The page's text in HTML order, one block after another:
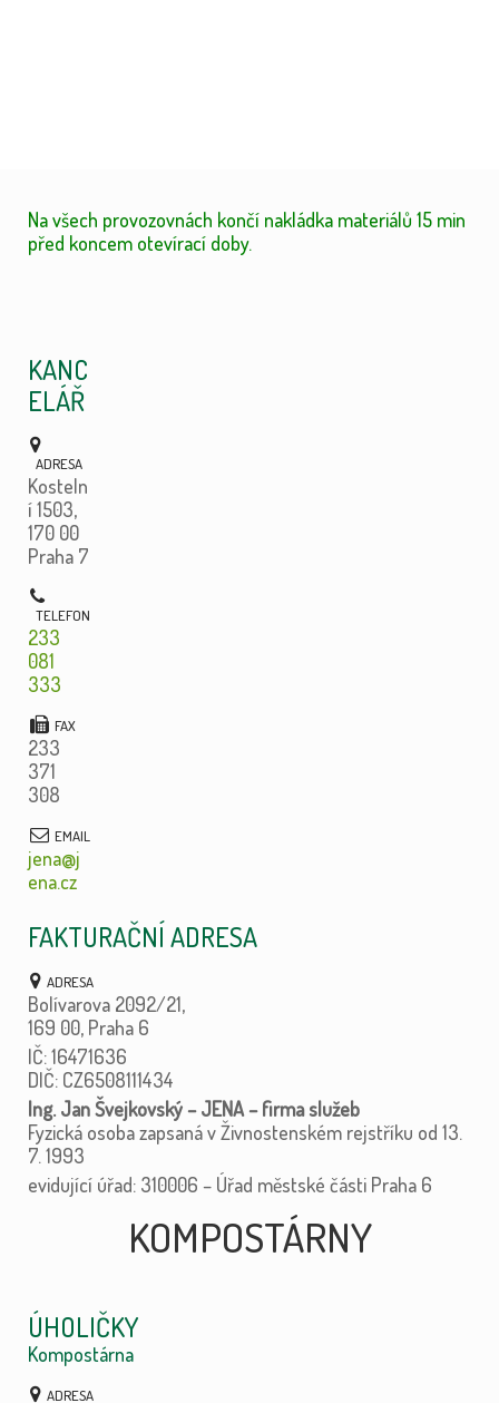
Na všech provozovnách končí nakládka materiálů 15 min
před koncem otevírací doby.
KANC
ELÁŘ
Kosteln
í 1503,
170 00
Praha 7
233
081
333
233
371
308
jena@j
ena.cz
FAKTURAČNÍ ADRESA
Bolívarova 2092/21,
169 00, Praha 6
IČ: 16471636
DIČ: CZ6508111434
Ing. Jan Švejkovský – JENA – firma služeb
Fyzická osoba zapsaná v Živnostenském rejstříku od 13.
7. 1993
evidující úřad: 310006 – Úřad městské části Praha 6
KOMPOSTÁRNY
ÚHOLIČKY
Kompostárna